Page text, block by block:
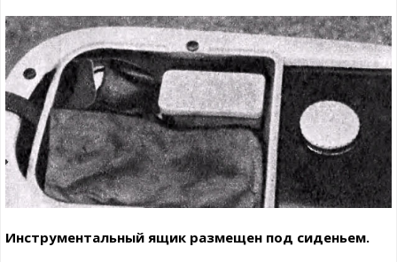
Инструментальный ящик размещен под сиденьем.